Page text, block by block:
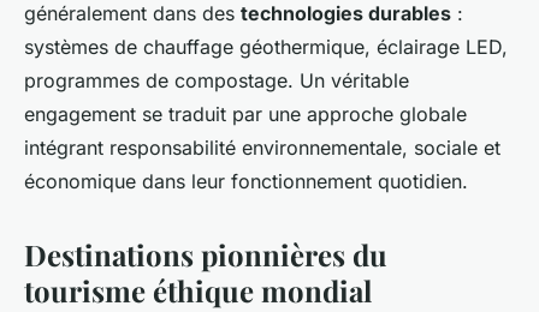
généralement dans des technologies durables :
systèmes de chauffage géothermique, éclairage LED,
programmes de compostage. Un véritable
engagement se traduit par une approche globale
intégrant responsabilité environnementale, sociale et
économique dans leur fonctionnement quotidien.
Destinations pionnières du
tourisme éthique mondial